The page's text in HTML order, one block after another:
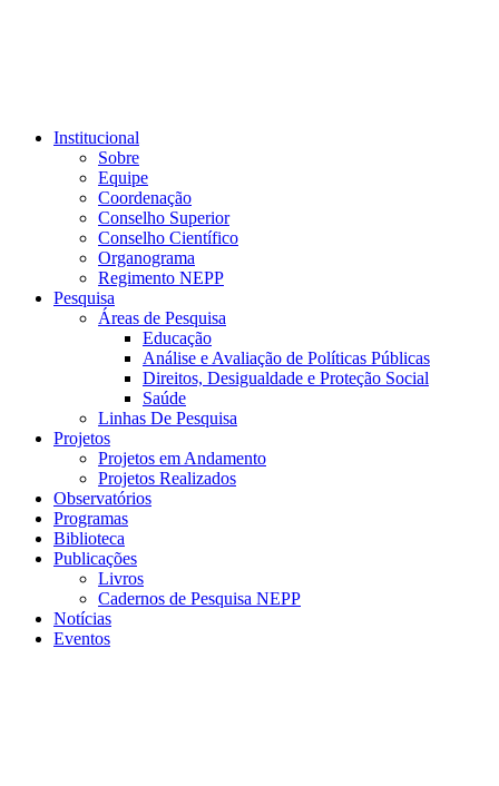
Institucional
Sobre
Equipe
Coordenação
Conselho Superior
Conselho Científico
Organograma
Regimento NEPP
Pesquisa
Áreas de Pesquisa
Educação
Análise e Avaliação de Políticas Públicas
Direitos, Desigualdade e Proteção Social
Saúde
Linhas De Pesquisa
Projetos
Projetos em Andamento
Projetos Realizados
Observatórios
Programas
Biblioteca
Publicações
Livros
Cadernos de Pesquisa NEPP
Notícias
Eventos